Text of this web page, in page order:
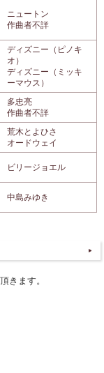
ニュートン
作曲者不詳
ディズニー（ピノキ
オ）
ディズニー（ミッキ
ーマウス）
多忠亮
作曲者不詳
荒木とよひさ
オードウェイ
ビリージョエル
中島みゆき
きます。